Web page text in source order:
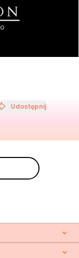
Udostępnij